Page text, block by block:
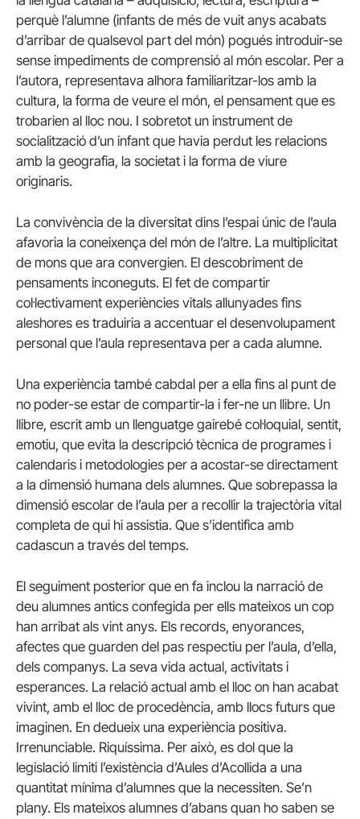
perquè l’alumne (infants de més de vuit anys acabats
d’arribar de qualsevol part del món) pogués introduir-se
sense impediments de comprensió al món escolar. Per a
l’autora, representava alhora familiaritzar-los amb la
cultura, la forma de veure el món, el pensament que es
trobarien al lloc nou. I sobretot un instrument de
socialització d’un infant que havia perdut les relacions
amb la geografia, la societat i la forma de viure
originaris.
La convivència de la diversitat dins l’espai únic de l’aula
afavoria la coneixença del món de l’altre. La multiplicitat
de mons que ara convergien. El descobriment de
pensaments inconeguts. El fet de compartir
col·lectivament experiències vitals allunyades fins
aleshores es traduiria a accentuar el desenvolupament
personal que l’aula representava per a cada alumne.
Una experiència també cabdal per a ella fins al punt de
no poder-se estar de compartir-la i fer-ne un llibre. Un
llibre, escrit amb un llenguatge gairebé col·loquial, sentit,
emotiu, que evita la descripció tècnica de programes i
calendaris i metodologies per a acostar-se directament
a la dimensió humana dels alumnes. Que sobrepassa la
dimensió escolar de l’aula per a recollir la trajectòria vital
completa de qui hi assistia. Que s’identifica amb
cadascun a través del temps.
El seguiment posterior que en fa inclou la narració de
deu alumnes antics confegida per ells mateixos un cop
han arribat als vint anys. Els records, enyorances,
afectes que guarden del pas respectiu per l’aula, d’ella,
dels companys. La seva vida actual, activitats i
esperances. La relació actual amb el lloc on han acabat
vivint, amb el lloc de procedència, amb llocs futurs que
imaginen. En dedueix una experiència positiva.
Irrenunciable. Riquíssima. Per això, es dol que la
legislació limiti l’existència d’Aules d’Acollida a una
quantitat mínima d’alumnes que la necessiten. Se’n
plany. Els mateixos alumnes d’abans quan ho saben se